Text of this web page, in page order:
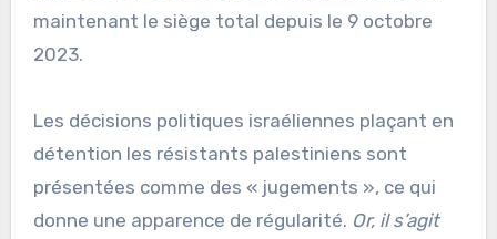
maintenant le siège total depuis le 9 octobre
2023.
Les décisions politiques israéliennes plaçant en
détention les résistants palestiniens sont
présentées comme des « jugements », ce qui
donne une apparence de régularité. Or, il s’agit